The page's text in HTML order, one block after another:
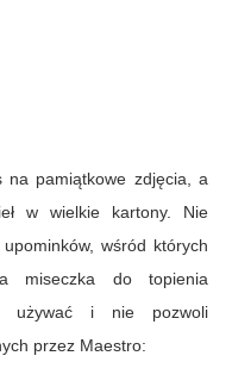
na pamiątkowe zdjęcia, a
w wielkie kartony. Nie
wśród których
miseczka do topienia
używać i nie pozwoli
przez Maestro: